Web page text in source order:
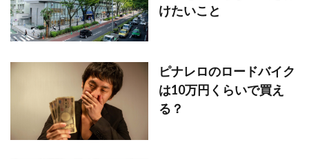
けたいこと
ピナレロのロードバイク
は10万円くらいで買え
る？